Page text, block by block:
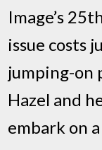
Image’s
issue costs
jumping-on
Hazel and
embark on